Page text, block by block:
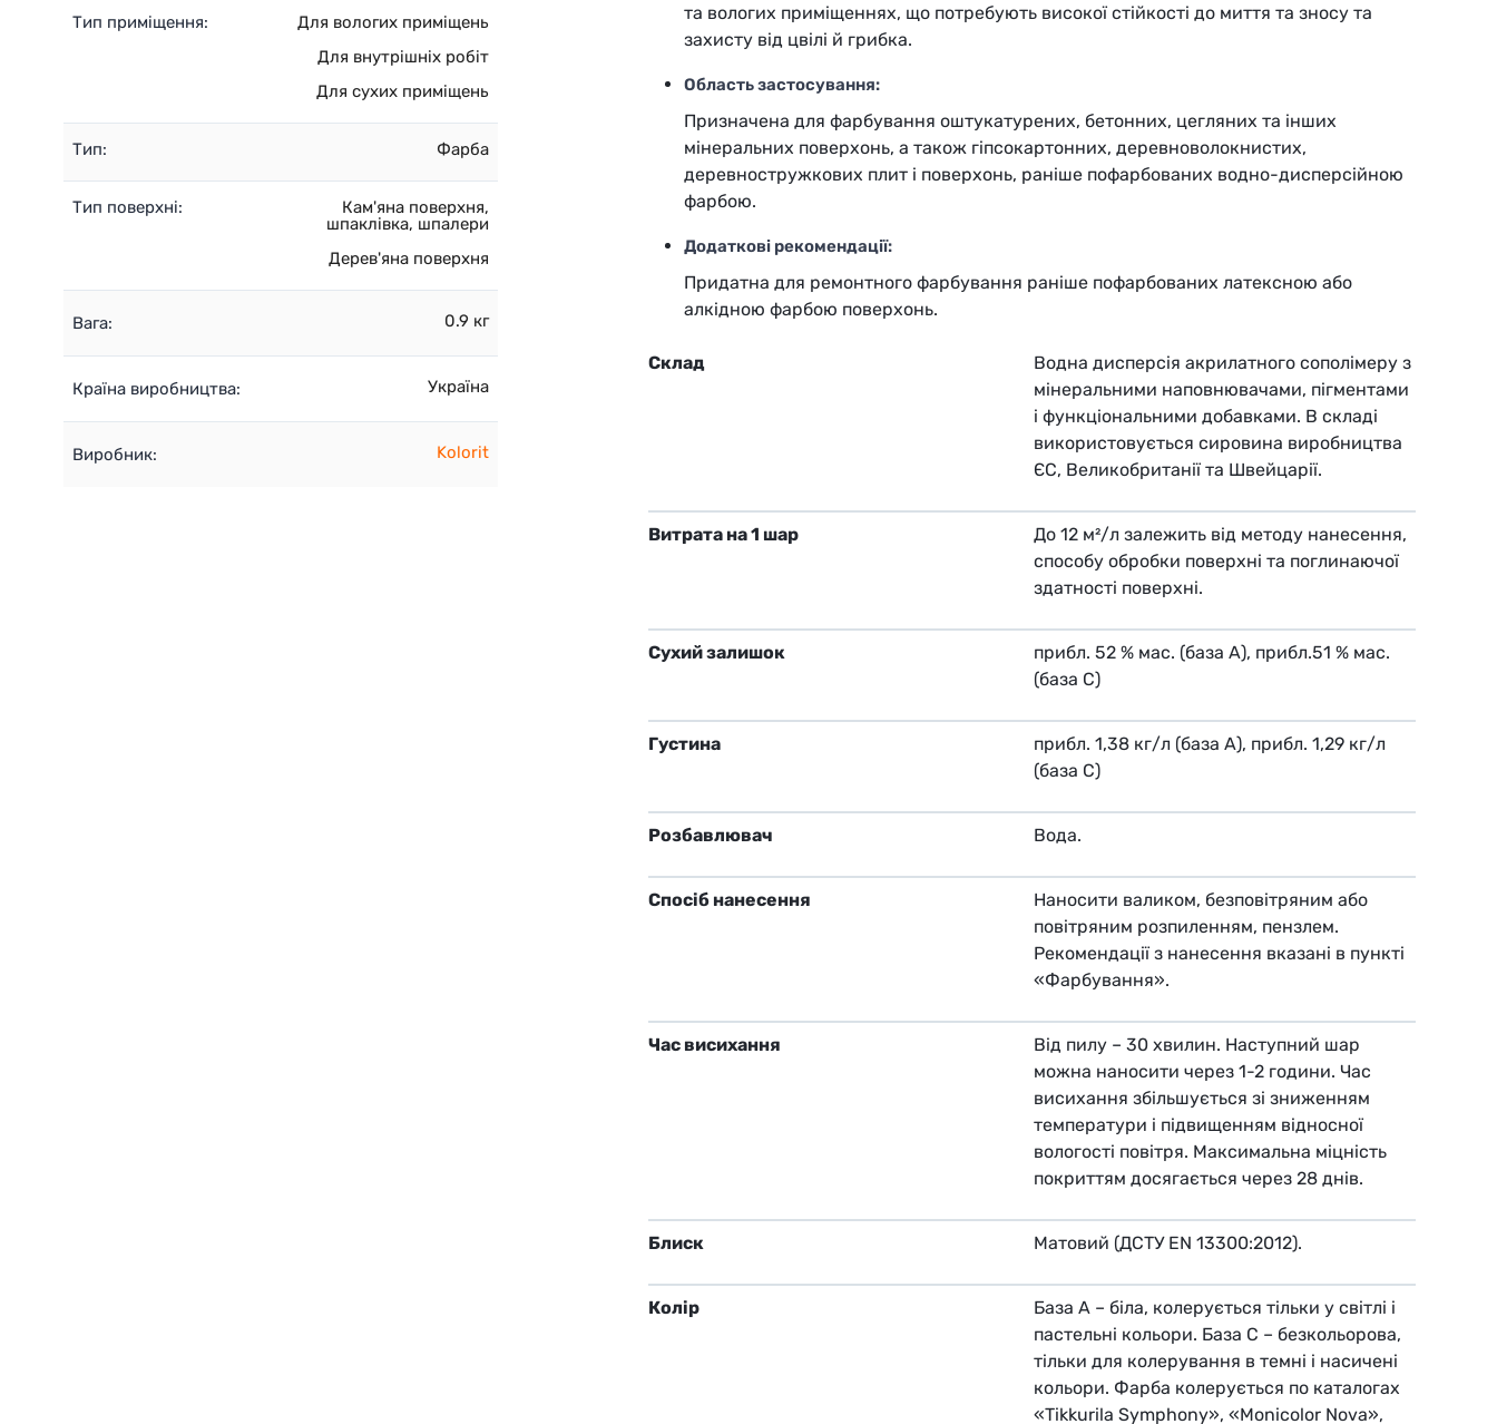
Тип приміщення:
Для вологих приміщень
Для внутрішніх робіт
Для сухих приміщень
Тип: Фарба
Тип поверхні:
Кам'яна поверхня,
шпаклівка, шпалери
Дерев'яна поверхня
Вага: 0.9 кг
Країна виробництва: Україна
Виробник: Kolorit
та вологих приміщеннях, що потребують високої стійкості до миття та зносу та
захисту від цвілі й грибка.
Область застосування:
Призначена для фарбування оштукатурених, бетонних, цегляних та інших
мінеральних поверхонь, а також гіпсокартонних, деревноволокнистих,
деревностружкових плит і поверхонь, раніше пофарбованих водно-дисперсійною
фарбою.
Додаткові рекомендації:
Придатна для ремонтного фарбування раніше пофарбованих латексною або
алкідною фарбою поверхонь.
Склад
Водна дисперсія акрилатного сополімеру з
мінеральними наповнювачами, пігментами
і функціональними добавками. В складі
використовується сировина виробництва
ЄС, Великобританії та Швейцарії.
Витрата на 1 шар
До 12 м²/л залежить від методу нанесення,
способу обробки поверхні та поглинаючої
здатності поверхні.
Сухий залишок
прибл. 52 % мас. (база А), прибл.51 % мас.
(база С)
Густина
прибл. 1,38 кг/л (база А), прибл. 1,29 кг/л
(база С)
Розбавлювач Вода.
Спосіб нанесення
Наносити валиком, безповітряним або
повітряним розпиленням, пензлем.
Рекомендації з нанесення вказані в пункті
«Фарбування».
Час висихання
Від пилу – 30 хвилин. Наступний шар
можна наносити через 1-2 години. Час
висихання збільшується зі зниженням
температури і підвищенням відносної
вологості повітря. Максимальна міцність
покриттям досягається через 28 днів.
Блиск Матовий (ДСТУ EN 13300:2012).
Колір
База А – біла, колерується тільки у світлі і
пастельні кольори. База С – безкольорова,
тільки для колерування в темні і насичені
кольори. Фарба колерується по каталогах
«Tikkurila Symphony», «Monicolor Nova»,